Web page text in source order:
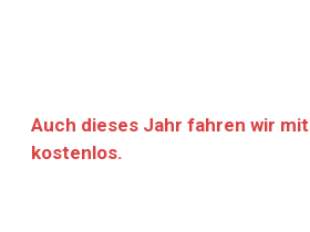
Auch dieses Jahr fahren wir
kostenlos.